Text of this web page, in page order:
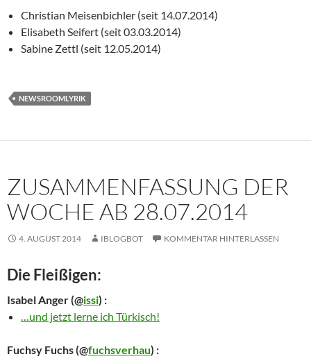
Christian Meisenbichler (seit 14.07.2014)
Elisabeth Seifert (seit 03.03.2014)
Sabine Zettl (seit 12.05.2014)
NEWSROOMLYRIK
ZUSAMMENFASSUNG DER
WOCHE AB 28.07.2014
4. AUGUST 2014 IBLOGBOT KOMMENTAR HINTERLASSEN
Die Fleißigen:
Isabel Anger(@issi) :
…und jetzt lerne ich Türkisch!
Fuchsy Fuchs(@fuchsverhau) :